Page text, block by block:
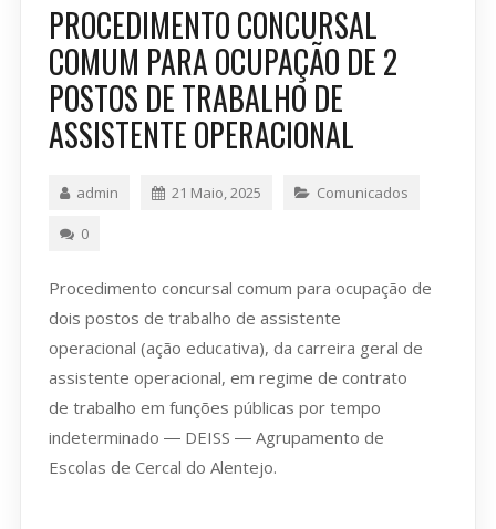
PROCEDIMENTO CONCURSAL
COMUM PARA OCUPAÇÃO DE 2
POSTOS DE TRABALHO DE
ASSISTENTE OPERACIONAL
admin 21 Maio, 2025 Comunicados
0
Procedimento concursal comum para ocupação de
dois postos de trabalho de assistente
operacional (ação educativa), da carreira geral de
assistente operacional, em regime de contrato
de trabalho em funções públicas por tempo
indeterminado ― DEISS ― Agrupamento de
Escolas de Cercal do Alentejo.